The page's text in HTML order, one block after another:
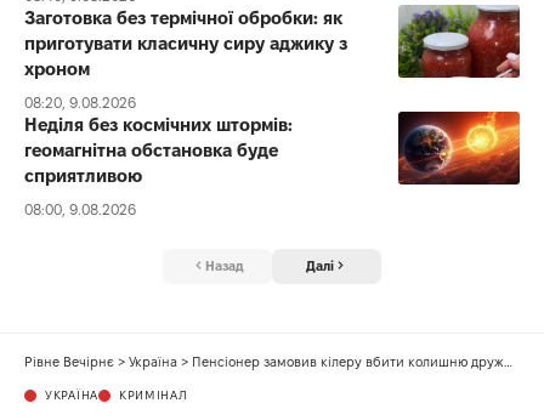
Заготовка без термічної обробки: як
приготувати класичну сиру аджику з
хроном
08:20, 9.08.2026
Неділя без космічних штормів:
геомагнітна обстановка буде
сприятливою
08:00, 9.08.2026
Назад Далі
Рівне Вечірнє > Україна > Пенсіонер замовив кілеру вбити колишню дружину, аби не ділити майно
УКРАЇНА КРИМІНАЛ